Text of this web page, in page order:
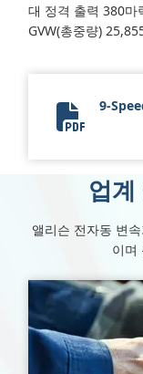
대 정격 출력 380마
GVW(총중량)
9-Speed
9-
업
앨리슨 전자동 변
이며